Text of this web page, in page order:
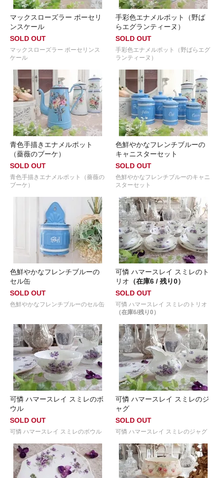
マックスローズラー ポーセリ
ンスケール
SOLD OUT
マックスローズラー ポーセリンス
ケール
手彩色エナメルポット（野ば
らエグランティーヌ）
SOLD OUT
手彩色エナメルポット（野ばらエグ
ランティーヌ）
青色手描きエナメルポット
（薔薇のブーケ）
SOLD OUT
青色手描きエナメルポット（薔薇の
ブーケ）
色鮮やかなフレンチブルーの
キャニスターセット
SOLD OUT
色鮮やかなフレンチブルーのキャニ
スターセット
色鮮やかなフレンチブルーの
セル缶
SOLD OUT
色鮮やかなフレンチブルーのセル缶
可憐 ハマースレイ スミレのト
リオ （在庫6 / 残り0）
SOLD OUT
可憐 ハマースレイ スミレのトリオ
（在庫6/残り0）
可憐 ハマースレイ スミレのボ
ウル
SOLD OUT
可憐 ハマースレイ スミレのボウル
可憐 ハマースレイ スミレのジ
ャグ
SOLD OUT
可憐 ハマースレイ スミレのジャグ